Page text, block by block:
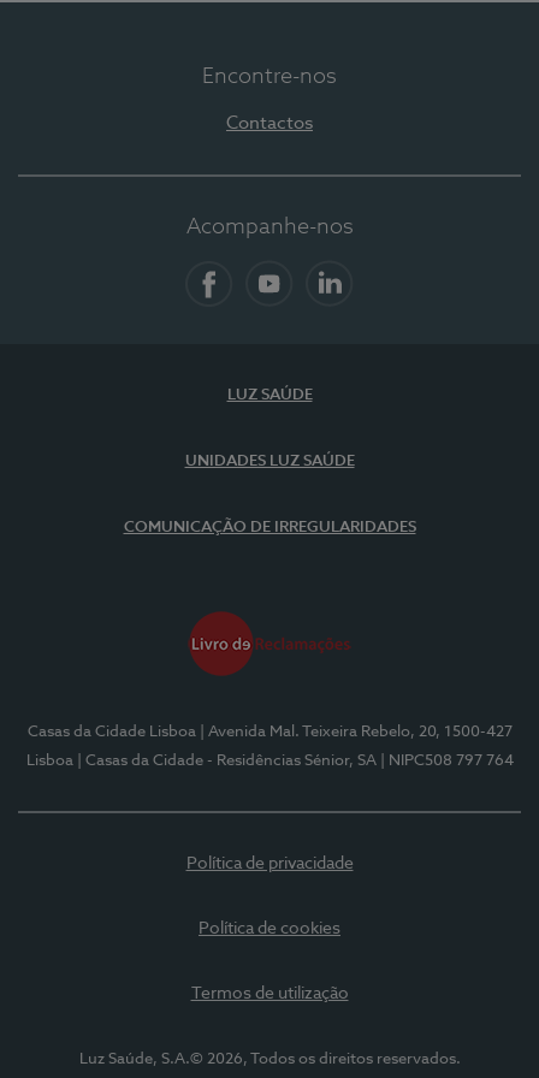
Encontre-nos
Contactos
Acompanhe-nos
LUZ SAÚDE
UNIDADES LUZ SAÚDE
COMUNICAÇÃO DE IRREGULARIDADES
Casas da Cidade Lisboa
| Avenida Mal. Teixeira Rebelo, 20, 1500-427
Lisboa
| Casas da Cidade - Residências Sénior, SA | NIPC508 797 764
Política de privacidade
Política de cookies
Termos de utilização
Luz Saúde, S.A.© 2026, Todos os direitos reservados.